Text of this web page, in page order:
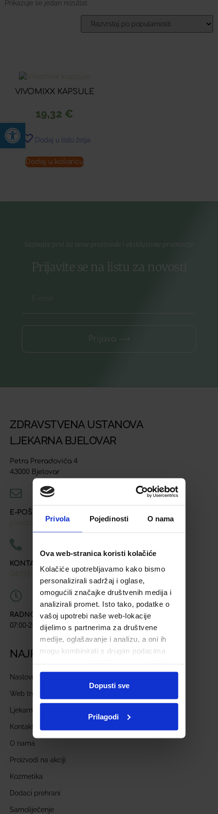
Privola Pojedinosti O nama
Ova web-stranica koristi kolačiće
Kolačiće upotrebljavamo kako bismo
personalizirali sadržaj i oglase,
omogućili značajke društvenih medija i
analizirali promet. Isto tako, podatke o
vašoj upotrebi naše web-lokacije
dijelimo s partnerima za društvene
medije, oglašavanje i analizu, a oni ih
mogu kombinirati s drugim podacima
ste upotrebljavali njihove usluge.
Dopusti sve
Prilagodi
Prikazuje se jedan rezultat
VIVOMIXX KAPSULE
19,32 €
Dodaj u listu želja
Dodaj u košaricu
Saznajte prvi za nove proizvode i ekskluzivne promocije
Prijavite se na listu za novosti
Prijava ⟶
ZDRAVSTVENA USTANOVA
LJEKARNA BJELOVAR
Petra Preradovića 4
43000 Bjelovar
E-POŠTA
prodaja@ljekarna-bjelovar.hr
KONTAKT TELEFONI
043/241-907,091/618-9163, 091/603-8577
RADNO VRIJEME
07:00-20:00
NAJPOSJEĆENIJE STRANICE
Naslovnica
Web trgovina
Ljekarne
Kontakt
O nama
Proizvodi na akciji
Kozmetika
Dodaci prehrani
Samoliječenje
Open toolbar